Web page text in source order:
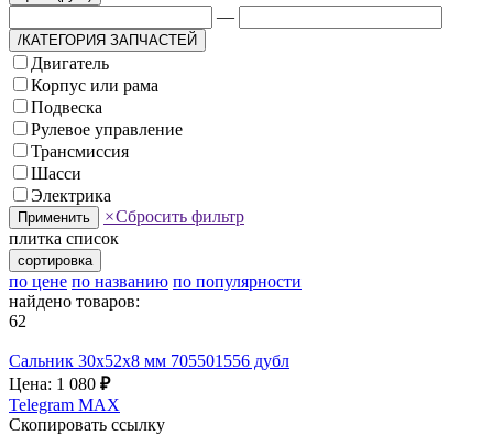
—
/КАТЕГОРИЯ ЗАПЧАСТЕЙ
Двигатель
Корпус или рама
Подвеска
Рулевое управление
Трансмиссия
Шасси
Электрика
Применить ×Сбросить фильтр
плитка список
сортировка
по цене по названию по популярности
найдено товаров:
62
Сальник 30х52х8 мм 705501556 дубл
Цена: 1 080 ₽
Telegram MAX
Скопировать ссылку